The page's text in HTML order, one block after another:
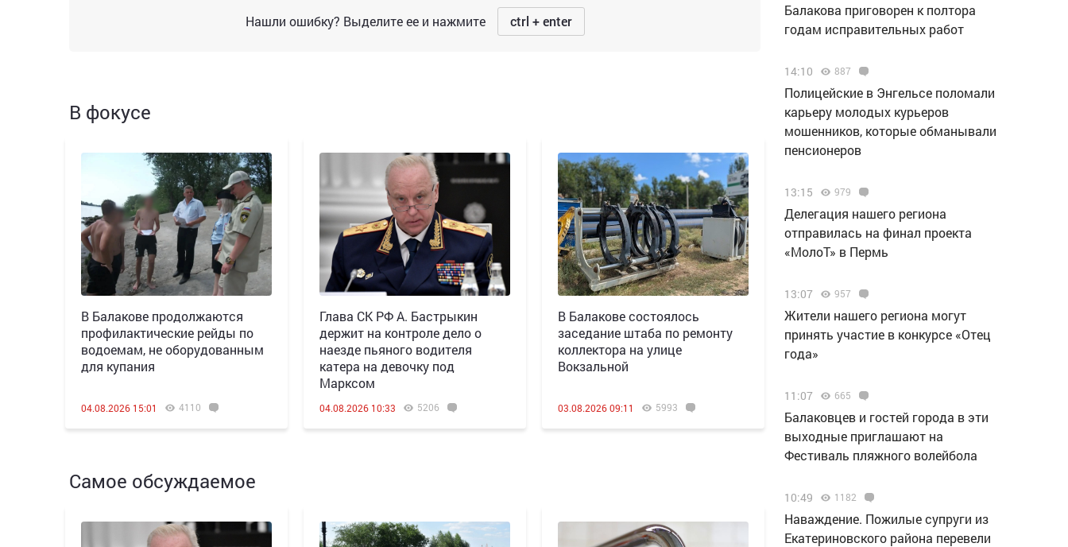
Нашли ошибку? Выделите ее и нажмите ctrl + enter
В фокусе
В Балакове продолжаются
профилактические рейды по
водоемам, не оборудованным
для купания
04.08.2026 15:01 4110
Глава СК РФ А. Бастрыкин
держит на контроле дело о
наезде пьяного водителя
катера на девочку под
Марксом
04.08.2026 10:33 5206
В Балакове состоялось
заседание штаба по ремонту
коллектора на улице
Вокзальной
03.08.2026 09:11 5993
Самое обсуждаемое
Балакова приговорен к полтора
годам исправительных работ
14:10 887
Полицейские в Энгельсе поломали
карьеру молодых курьеров
мошенников, которые обманывали
пенсионеров
13:15 979
Делегация нашего региона
отправилась на финал проекта
«МолоТ» в Пермь
13:07 957
Жители нашего региона могут
принять участие в конкурсе «Отец
года»
11:07 665
Балаковцев и гостей города в эти
выходные приглашают на
Фестиваль пляжного волейбола
10:49 1182
Наваждение. Пожилые супруги из
Екатериновского района перевели